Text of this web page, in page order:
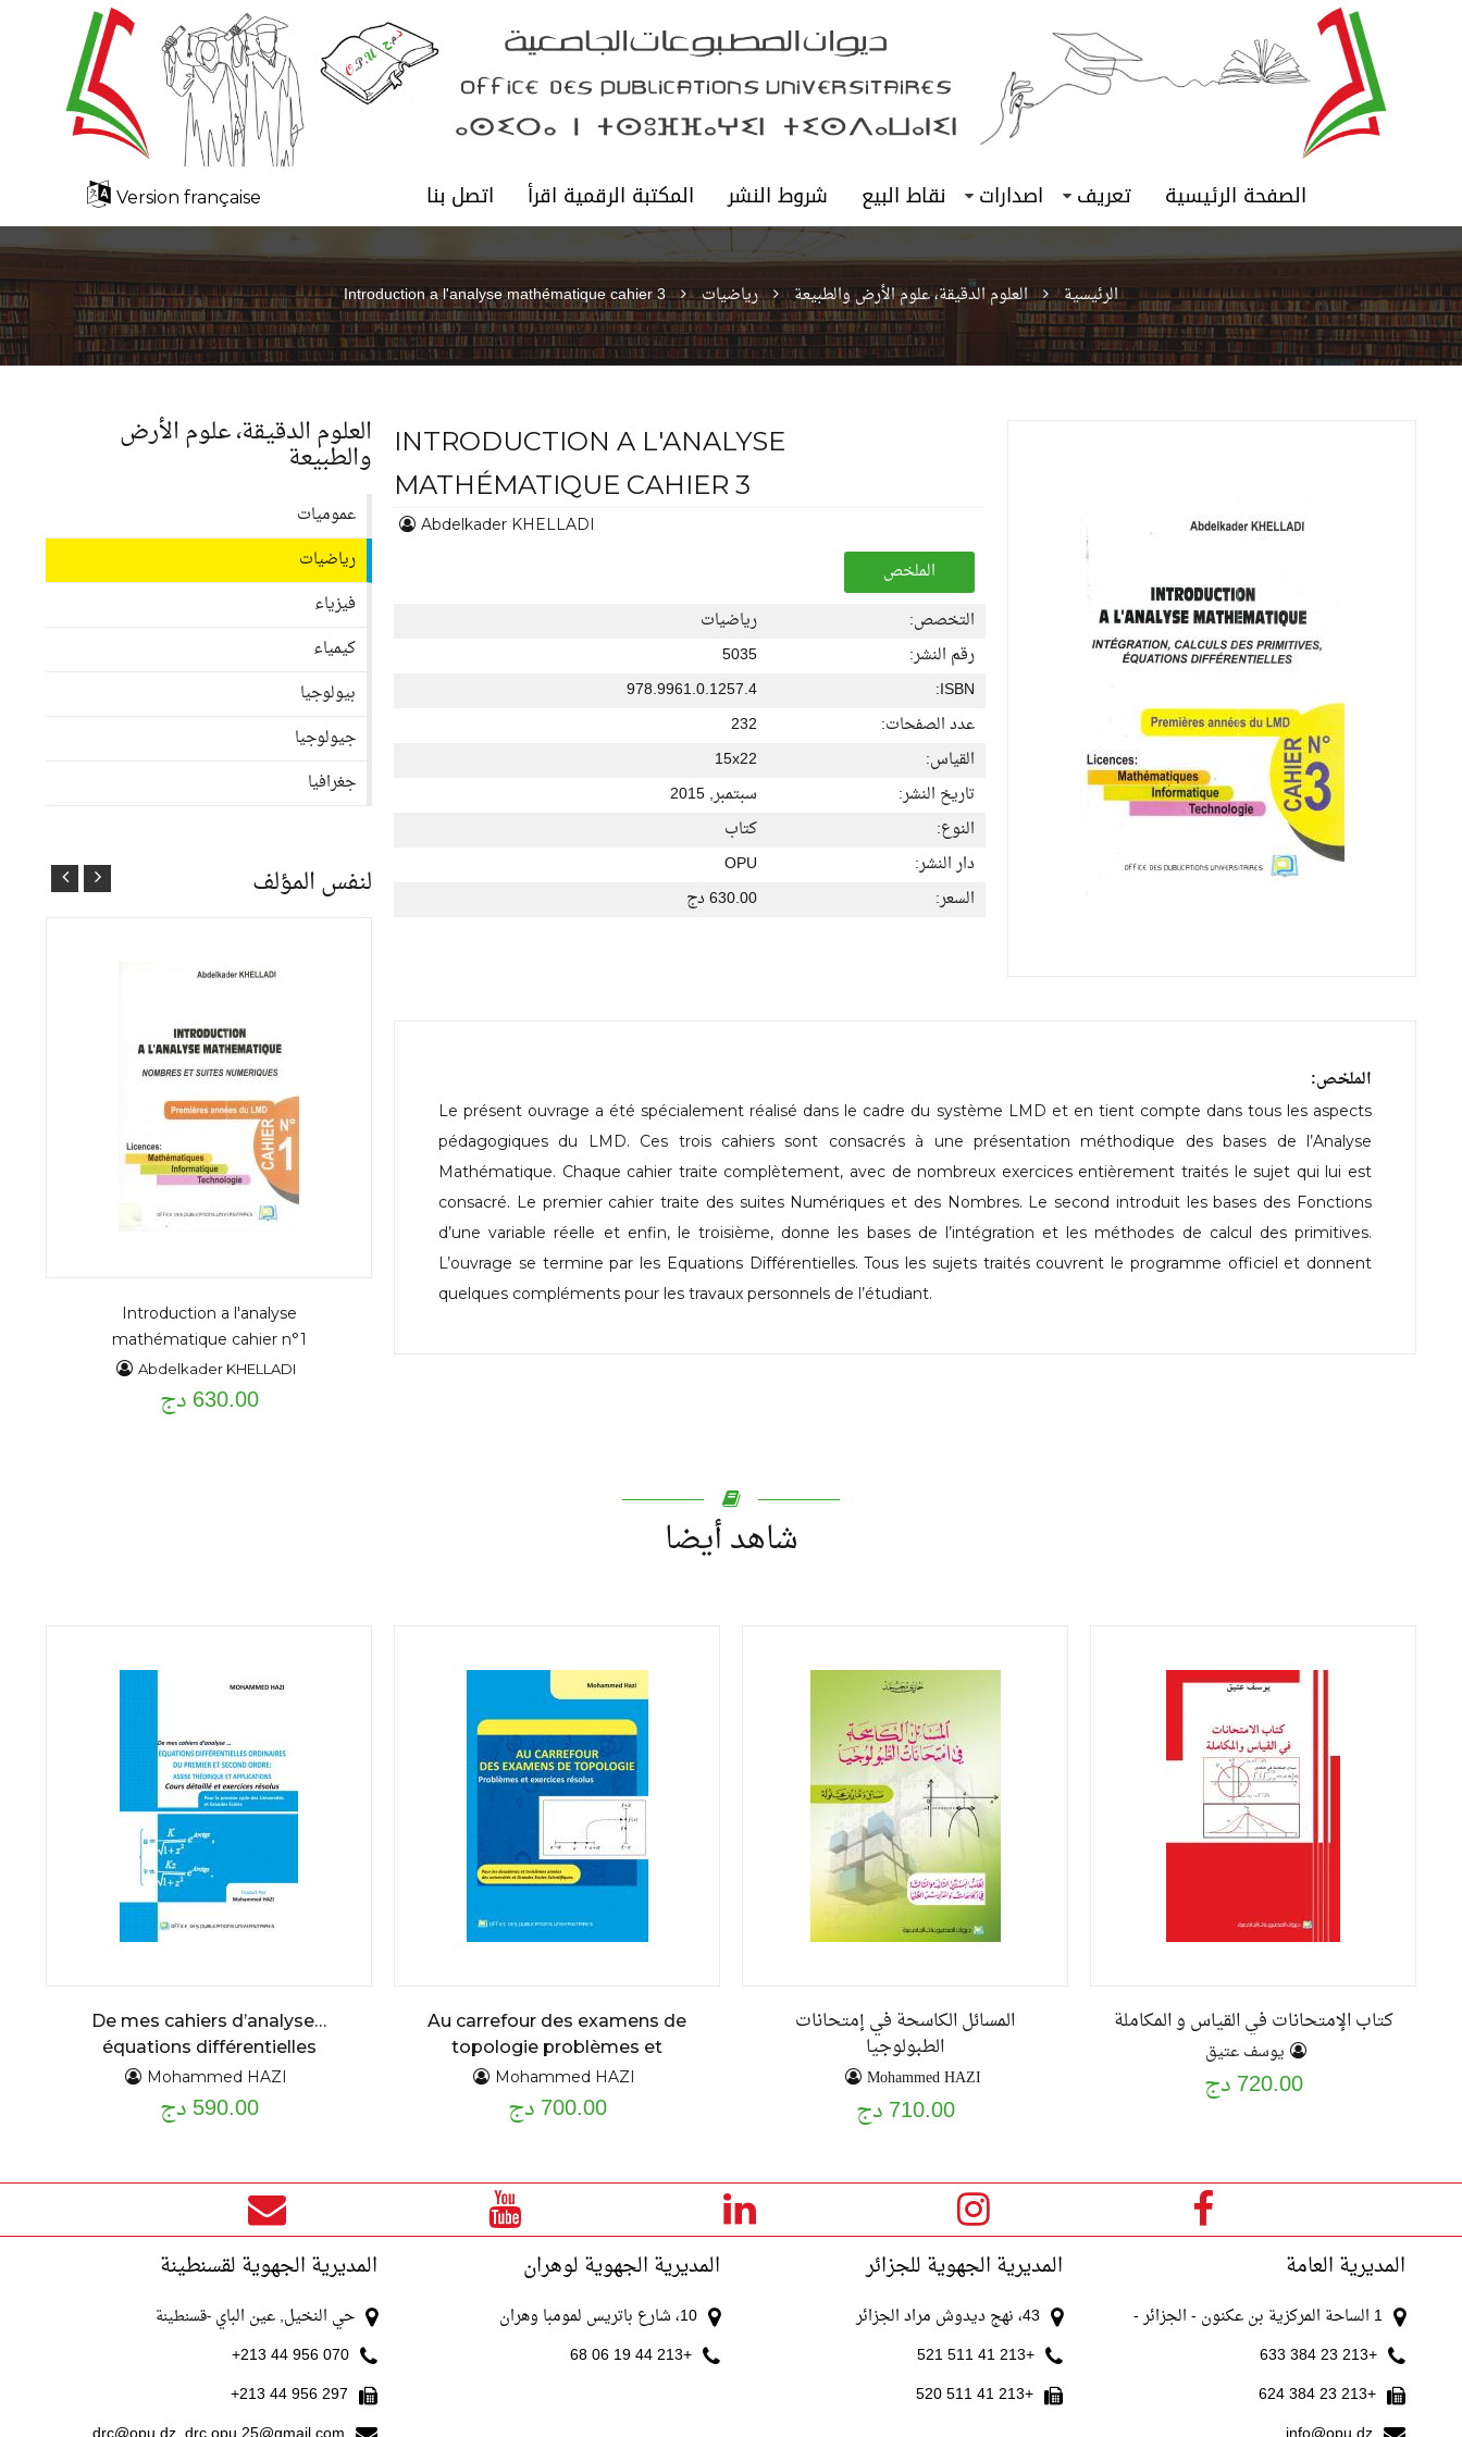
الصفحة الرئيسية تعريف اصدارات نقاط البيع شروط النشر المكتبة الرقمية اقرأ اتصل بنا Version française
الرئيسية العلوم الدقيقة، علوم الأرض والطبيعة رياضيات Introduction a l'analyse mathématique cahier 3
INTRODUCTION A L'ANALYSE
MATHÉMATIQUE CAHIER 3
Abdelkader KHELLADI
الملخص
التخصص:
رياضيات
رقم النشر:
5035
ISBN:
978.9961.0.1257.4
عدد الصفحات:
232
القياس:
15x22
تاريخ النشر:
سبتمبر, 2015
النوع:
كتاب
دار النشر:
OPU
السعر:
630.00 دج
الملخص:
Le présent ouvrage a été spécialement réalisé dans le cadre du système LMD et en tient compte dans tous les aspects
pédagogiques du LMD. Ces trois cahiers sont consacrés à une présentation méthodique des bases de l’Analyse
Mathématique. Chaque cahier traite complètement, avec de nombreux exercices entièrement traités le sujet qui lui est
consacré. Le premier cahier traite des suites Numériques et des Nombres. Le second introduit les bases des Fonctions
d’une variable réelle et enfin, le troisième, donne les bases de l’intégration et les méthodes de calcul des primitives.
L’ouvrage se termine par les Equations Différentielles. Tous les sujets traités couvrent le programme officiel et donnent
quelques compléments pour les travaux personnels de l’étudiant.
العلوم الدقيقة، علوم الأرض
والطبيعة
عموميات
رياضيات
فيزياء
كيمياء
بيولوجيا
جيولوجيا
جغرافيا
لنفس المؤلف
Introduction a l'analyse
mathématique cahier n°1
Abdelkader KHELLADI
630.00 دج
شاهد أيضا
كتاب الإمتحانات في القياس و المكاملة
يوسف عتيق
720.00 دج
المسائل الكاسحة في إمتحانات
الطبولوجيا
Mohammed HAZI
710.00 دج
Au carrefour des examens de
topologie problèmes et
exercices résolus
Mohammed HAZI
700.00 دج
De mes cahiers d’analyse…
équations différentielles
ordinaires du premier et second
ordre : assise théorique et
applications cours détaillé et
Mohammed HAZI
590.00 دج
المديرية العامة
1 الساحة المركزية بن عكنون - الجزائر -
+213 23 384 633
+213 23 384 624
المديرية الجهوية للجزائر
43، نهج ديدوش مراد الجزائر
+213 41 511 521
+213 41 511 520
المديرية الجهوية لوهران
10، شارع باتريس لمومبا وهران
+213 44 19 06 68
المديرية الجهوية لقسنطينة
حي النخيل, عين الباي -قسنطينة
070 956 44 213+
297 956 44 213+